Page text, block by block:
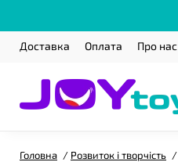
Доставка Оплата Про нас
Головна Розвиток і творчість